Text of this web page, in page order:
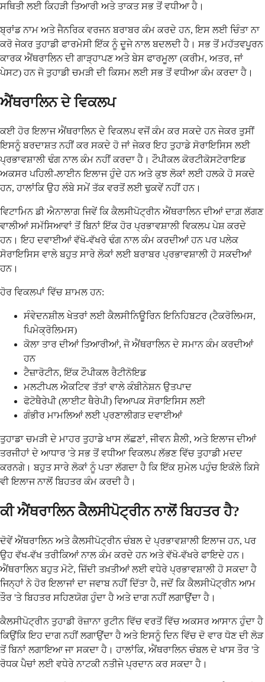
ਸਥਿਤੀ ਲਈ ਕਿਹੜੀ ਤਿਆਰੀ ਅਤੇ ਤਾਕਤ ਸਭ ਤੋਂ ਵਧੀਆ ਹੈ।
ਬ੍ਰਾਂਡ ਨਾਮ ਅਤੇ ਜੈਨਰਿਕ ਵਰਜਨ ਬਰਾਬਰ ਕੰਮ ਕਰਦੇ ਹਨ, ਇਸ ਲਈ ਚਿੰਤਾ ਨਾ
ਕਰੋ ਜੇਕਰ ਤੁਹਾਡੀ ਫਾਰਮੇਸੀ ਇੱਕ ਨੂੰ ਦੂਜੇ ਨਾਲ ਬਦਲਦੀ ਹੈ। ਸਭ ਤੋਂ ਮਹੱਤਵਪੂਰਨ
ਕਾਰਕ ਐਂਥਰਾਲਿਨ ਦੀ ਗਾੜ੍ਹਾਪਣ ਅਤੇ ਬੇਸ ਫਾਰਮੂਲਾ (ਕਰੀਮ, ਅਤਰ, ਜਾਂ
ਪੇਸਟ) ਹਨ ਜੋ ਤੁਹਾਡੀ ਚਮੜੀ ਦੀ ਕਿਸਮ ਲਈ ਸਭ ਤੋਂ ਵਧੀਆ ਕੰਮ ਕਰਦਾ ਹੈ।
ਐਂਥਰਾਲਿਨ ਦੇ ਵਿਕਲਪ
ਕਈ ਹੋਰ ਇਲਾਜ ਐਂਥਰਾਲਿਨ ਦੇ ਵਿਕਲਪ ਵਜੋਂ ਕੰਮ ਕਰ ਸਕਦੇ ਹਨ ਜੇਕਰ ਤੁਸੀਂ
ਇਸਨੂੰ ਬਰਦਾਸ਼ਤ ਨਹੀਂ ਕਰ ਸਕਦੇ ਹੋ ਜਾਂ ਜੇਕਰ ਇਹ ਤੁਹਾਡੇ ਸੋਰਾਇਸਿਸ ਲਈ
ਪ੍ਰਭਾਵਸ਼ਾਲੀ ਢੰਗ ਨਾਲ ਕੰਮ ਨਹੀਂ ਕਰਦਾ ਹੈ। ਟੌਪੀਕਲ ਕੋਰਟੀਕੋਸਟੋਰਾਇਡ
ਅਕਸਰ ਪਹਿਲੀ-ਲਾਈਨ ਇਲਾਜ ਹੁੰਦੇ ਹਨ ਅਤੇ ਕੁਝ ਲੋਕਾਂ ਲਈ ਹਲਕੇ ਹੋ ਸਕਦੇ
ਹਨ, ਹਾਲਾਂਕਿ ਉਹ ਲੰਬੇ ਸਮੇਂ ਤੱਕ ਵਰਤੋਂ ਲਈ ਢੁਕਵੇਂ ਨਹੀਂ ਹਨ।
ਵਿਟਾਮਿਨ ਡੀ ਐਨਾਲਾਗ ਜਿਵੇਂ ਕਿ ਕੈਲਸੀਪੋਟ੍ਰੀਨ ਐਂਥਰਾਲਿਨ ਦੀਆਂ ਦਾਗ਼ ਲੱਗਣ
ਵਾਲੀਆਂ ਸਮੱਸਿਆਵਾਂ ਤੋਂ ਬਿਨਾਂ ਇੱਕ ਹੋਰ ਪ੍ਰਭਾਵਸ਼ਾਲੀ ਵਿਕਲਪ ਪੇਸ਼ ਕਰਦੇ
ਹਨ। ਇਹ ਦਵਾਈਆਂ ਵੱਖੋ-ਵੱਖਰੇ ਢੰਗ ਨਾਲ ਕੰਮ ਕਰਦੀਆਂ ਹਨ ਪਰ ਪਲੇਕ
ਸੋਰਾਇਸਿਸ ਵਾਲੇ ਬਹੁਤ ਸਾਰੇ ਲੋਕਾਂ ਲਈ ਬਰਾਬਰ ਪ੍ਰਭਾਵਸ਼ਾਲੀ ਹੋ ਸਕਦੀਆਂ
ਹਨ।
ਹੋਰ ਵਿਕਲਪਾਂ ਵਿੱਚ ਸ਼ਾਮਲ ਹਨ:
ਸੰਵੇਦਨਸ਼ੀਲ ਖੇਤਰਾਂ ਲਈ ਕੈਲਸੀਨਿਊਰਿਨ ਇਨਿਹਿਬਟਰ (ਟੈਕਰੋਲਿਮਸ,
ਪਿਮੇਕ੍ਰੋਲਿਮਸ)
ਕੋਲਾ ਤਾਰ ਦੀਆਂ ਤਿਆਰੀਆਂ, ਜੋ ਐਂਥਰਾਲਿਨ ਦੇ ਸਮਾਨ ਕੰਮ ਕਰਦੀਆਂ
ਹਨ
ਟੈਜ਼ਾਰੋਟੀਨ, ਇੱਕ ਟੌਪੀਕਲ ਰੈਟੀਨੋਇਡ
ਮਲਟੀਪਲ ਐਕਟਿਵ ਤੱਤਾਂ ਵਾਲੇ ਕੰਬੀਨੇਸ਼ਨ ਉਤਪਾਦ
ਫੋਟੋਥੈਰੇਪੀ (ਲਾਈਟ ਥੈਰੇਪੀ) ਵਿਆਪਕ ਸੋਰਾਇਸਿਸ ਲਈ
ਗੰਭੀਰ ਮਾਮਲਿਆਂ ਲਈ ਪ੍ਰਣਾਲੀਗਤ ਦਵਾਈਆਂ
ਤੁਹਾਡਾ ਚਮੜੀ ਦੇ ਮਾਹਰ ਤੁਹਾਡੇ ਖਾਸ ਲੱਛਣਾਂ, ਜੀਵਨ ਸ਼ੈਲੀ, ਅਤੇ ਇਲਾਜ ਦੀਆਂ
ਤਰਜੀਹਾਂ ਦੇ ਆਧਾਰ 'ਤੇ ਸਭ ਤੋਂ ਵਧੀਆ ਵਿਕਲਪ ਲੱਭਣ ਵਿੱਚ ਤੁਹਾਡੀ ਮਦਦ
ਕਰਨਗੇ। ਬਹੁਤ ਸਾਰੇ ਲੋਕਾਂ ਨੂੰ ਪਤਾ ਲੱਗਦਾ ਹੈ ਕਿ ਇੱਕ ਸੁਮੇਲ ਪਹੁੰਚ ਇਕੱਲੇ ਕਿਸੇ
ਵੀ ਇਲਾਜ ਨਾਲੋਂ ਬਿਹਤਰ ਕੰਮ ਕਰਦੀ ਹੈ।
ਕੀ ਐਂਥਰਾਲਿਨ ਕੈਲਸੀਪੋਟ੍ਰੀਨ ਨਾਲੋਂ ਬਿਹਤਰ ਹੈ?
ਦੋਵੇਂ ਐਂਥਰਾਲਿਨ ਅਤੇ ਕੈਲਸੀਪੋਟ੍ਰੀਨ ਚੰਬਲ ਦੇ ਪ੍ਰਭਾਵਸ਼ਾਲੀ ਇਲਾਜ ਹਨ, ਪਰ
ਉਹ ਵੱਖ-ਵੱਖ ਤਰੀਕਿਆਂ ਨਾਲ ਕੰਮ ਕਰਦੇ ਹਨ ਅਤੇ ਵੱਖੋ-ਵੱਖਰੇ ਫਾਇਦੇ ਹਨ।
ਐਂਥਰਾਲਿਨ ਬਹੁਤ ਮੋਟੇ, ਜ਼ਿੱਦੀ ਤਖ਼ਤੀਆਂ ਲਈ ਵਧੇਰੇ ਪ੍ਰਭਾਵਸ਼ਾਲੀ ਹੋ ਸਕਦਾ ਹੈ
ਜਿਨ੍ਹਾਂ ਨੇ ਹੋਰ ਇਲਾਜਾਂ ਦਾ ਜਵਾਬ ਨਹੀਂ ਦਿੱਤਾ ਹੈ, ਜਦੋਂ ਕਿ ਕੈਲਸੀਪੋਟ੍ਰੀਨ ਆਮ
ਤੌਰ 'ਤੇ ਬਿਹਤਰ ਸਹਿਣਯੋਗ ਹੁੰਦਾ ਹੈ ਅਤੇ ਦਾਗ ਨਹੀਂ ਲਗਾਉਂਦਾ ਹੈ।
ਕੈਲਸੀਪੋਟ੍ਰੀਨ ਤੁਹਾਡੀ ਰੋਜ਼ਾਨਾ ਰੁਟੀਨ ਵਿੱਚ ਵਰਤੋਂ ਵਿੱਚ ਅਕਸਰ ਆਸਾਨ ਹੁੰਦਾ ਹੈ
ਕਿਉਂਕਿ ਇਹ ਦਾਗ ਨਹੀਂ ਲਗਾਉਂਦਾ ਹੈ ਅਤੇ ਇਸਨੂੰ ਦਿਨ ਵਿੱਚ ਦੋ ਵਾਰ ਧੋਣ ਦੀ ਲੋੜ
ਤੋਂ ਬਿਨਾਂ ਲਗਾਇਆ ਜਾ ਸਕਦਾ ਹੈ। ਹਾਲਾਂਕਿ, ਐਂਥਰਾਲਿਨ ਚੰਬਲ ਦੇ ਖਾਸ ਤੌਰ 'ਤੇ
ਰੋਧਕ ਪੈਚਾਂ ਲਈ ਵਧੇਰੇ ਨਾਟਕੀ ਨਤੀਜੇ ਪ੍ਰਦਾਨ ਕਰ ਸਕਦਾ ਹੈ।